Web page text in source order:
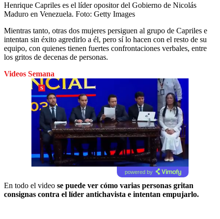
Henrique Capriles es el líder opositor del Gobierno de Nicolás
Maduro en Venezuela. Foto: Getty Images
Mientras tanto, otras dos mujeres persiguen al grupo de Capriles e
intentan sin éxito agredirlo a él, pero sí lo hacen con el resto de su
equipo, con quienes tienen fuertes confrontaciones verbales, entre
los gritos de decenas de personas.
Videos Semana
powered by
En todo el video se puede ver cómo varias personas gritan
consignas contra el líder antichavista e intentan empujarlo.